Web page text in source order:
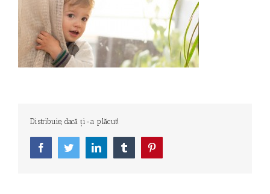
Distribuie, dacă ți-a plăcut!
FacebookTwitterLinkedIn Tumblr